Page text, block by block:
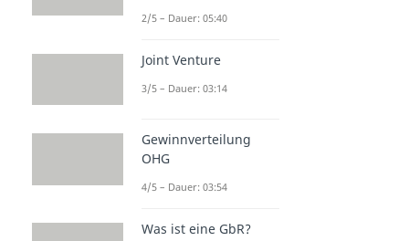
2/5 – Dauer: 05:40
Joint Venture
3/5 – Dauer: 03:14
Gewinnverteilung
OHG
4/5 – Dauer: 03:54
Was ist eine GbR?